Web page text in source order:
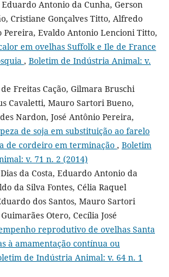
Antonio da Cunha, Gerson
Cristiane Gonçalves Titto, Alfredo
Pereira, Evaldo Antonio Lencioni Titto,
em ovelhas Suffolk e Ile de France
, Boletim de Indústria Animal: v.
Freitas Cação, Gilmara Bruschi
Cavaletti, Mauro Sartori Bueno,
Nardon, José Antônio Pereira,
de soja em substituição ao farelo
de cordeiro em terminação , Boletim
v. 71 n. 2 (2014)
da Costa, Eduardo Antonio da
da Silva Fontes, Célia Raquel
dos Santos, Mauro Sartori
Otero, Cecília José
reprodutivo de ovelhas Santa
à amamentação contínua ou
de Indústria Animal: v. 64 n. 1